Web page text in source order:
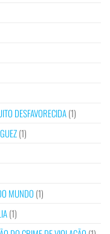
DESFAVORECIDA(1)
(1)
MUNDO (1)
(1)